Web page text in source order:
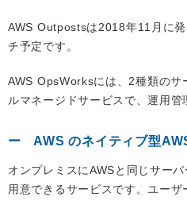
AWS Outpostsは2018年11月に
チ予定です。
AWS OpsWorksには、2種類のサ
ルマネージドサービスで、運用管
AWS のネイティブ型
オンプレミスにAWSと同じサー
用意できるサービスです。ユーザ